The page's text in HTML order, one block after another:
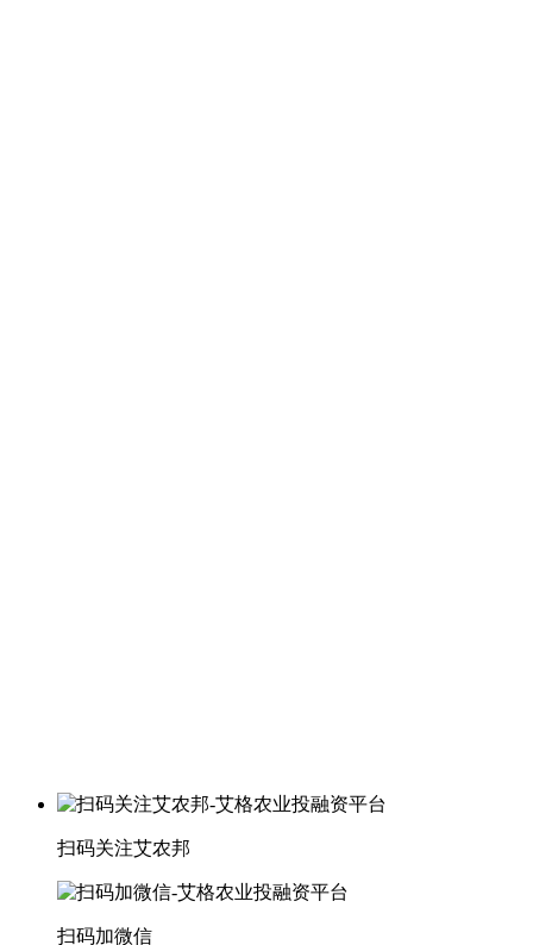
扫码关注艾农邦
扫码加微信